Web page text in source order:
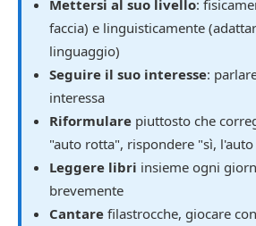
Mettersi al suo livello:
faccia) e linguisticamente
linguaggio)
Seguire il suo interesse:
interessa
Riformulare piuttosto che
"auto rotta", rispondere "sì,
Leggere libri insieme ogni
brevemente
Cantare filastrocche, giocare